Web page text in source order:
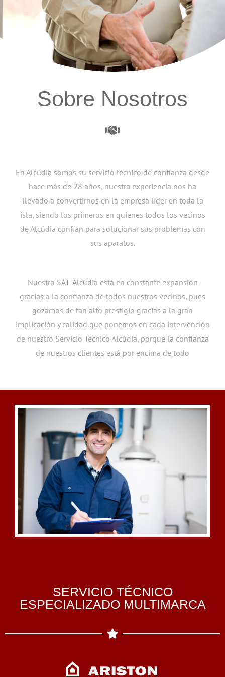
Sobre Nosotros
En Alcúdia somos su servicio técnico de confianza desde
hace más de 28 años, nuestra experiencia nos ha
llevado a convertirnos en la empresa líder en toda la
isla, siendo los primeros en quienes todos los vecinos
de Alcúdia confían para solucionar sus problemas con
sus aparatos.
Nuestro SAT-Alcúdia está en constante expansión
gracias a la confianza de todos nuestros vecinos, pues
gozamos de tan alto prestigio gracias a la gran
implicación y calidad que ponemos en cada intervención
de nuestro Servicio Técnico Alcúdia, porque la confianza
de nuestros clientes está por encima de todo
SERVICIO TÉCNICO
ESPECIALIZADO MULTIMARCA